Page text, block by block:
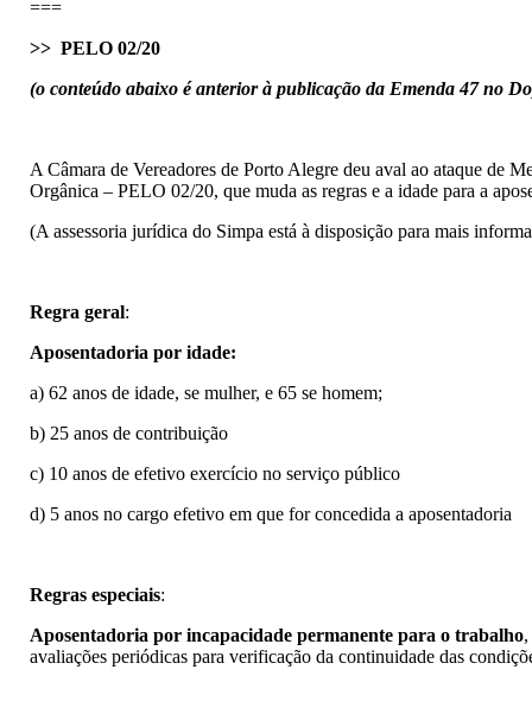
===
>> PELO 02/20
(o conteúdo abaixo é anterior à publicação da Emenda 47 no
A Câmara de Vereadores de Porto Alegre deu aval ao ataque de
Orgânica – PELO 02/20, que muda as regras e a idade para a
(A assessoria jurídica do Simpa está à disposição para mais
Regra geral:
Aposentadoria por idade:
a) 62 anos de idade, se mulher, e 65 se homem;
b) 25 anos de contribuição
c) 10 anos de efetivo exercício no serviço público
d) 5 anos no cargo efetivo em que for concedida a aposentadoria
Regras especiais:
Aposentadoria por incapacidade permanente para o trabalho
avaliações periódicas para verificação da continuidade das